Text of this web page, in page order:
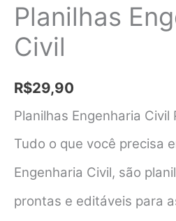
Planilhas
Civil
R$29,90
Planilhas Engenharia
Tudo o que você precisa
Engenharia Civil, são
prontas e editáveis para